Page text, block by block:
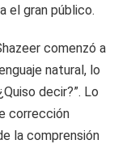
el gran público.
comenzó a
natural, lo
decir?”. Lo
corrección
la comprensión